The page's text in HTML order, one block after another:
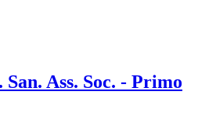
Ass. Soc. - Primo